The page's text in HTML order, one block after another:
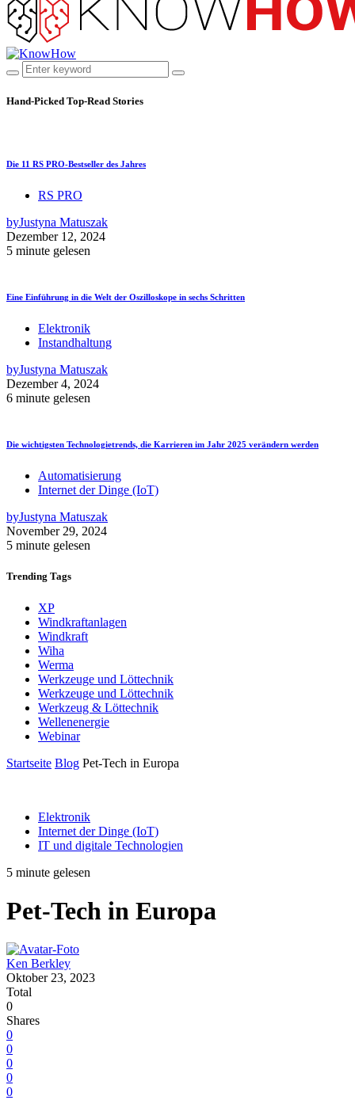
Hand-Picked Top-Read Stories
Die 11 RS PRO-Bestseller des Jahres
RS PRO
byJustyna Matuszak
Dezember 12, 2024
5 minute gelesen
Eine Einführung in die Welt der Oszilloskope in sechs Schritten
Elektronik
Instandhaltung
byJustyna Matuszak
Dezember 4, 2024
6 minute gelesen
Die wichtigsten Technologietrends, die Karrieren im Jahr 2025 verändern werden
Automatisierung
Internet der Dinge (IoT)
byJustyna Matuszak
November 29, 2024
5 minute gelesen
Trending Tags
XP
Windkraftanlagen
Windkraft
Wiha
Werma
Werkzeuge und Löttechnik
Werkzeuge und Löttechnik
Werkzeug & Löttechnik
Wellenenergie
Webinar
Startseite Blog Pet-Tech in Europa
Elektronik
Internet der Dinge (IoT)
IT und digitale Technologien
5 minute gelesen
Pet-Tech in Europa
Ken Berkley
Oktober 23, 2023
Total
0
Shares
0
0
0
0
0